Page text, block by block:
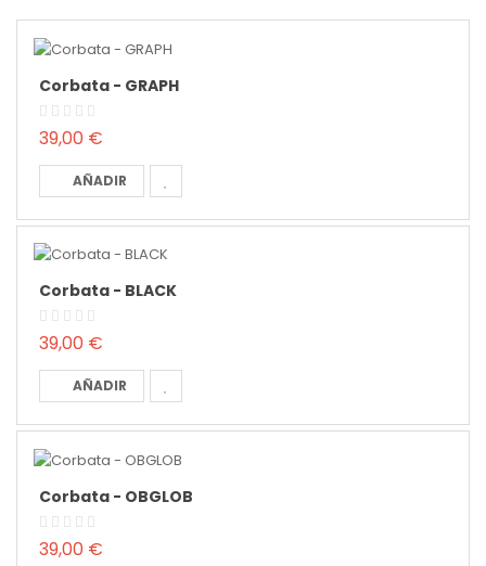
Corbata - GRAPH
39,00 €
AÑADIR
Corbata - BLACK
39,00 €
AÑADIR
Corbata - OBGLOB
39,00 €